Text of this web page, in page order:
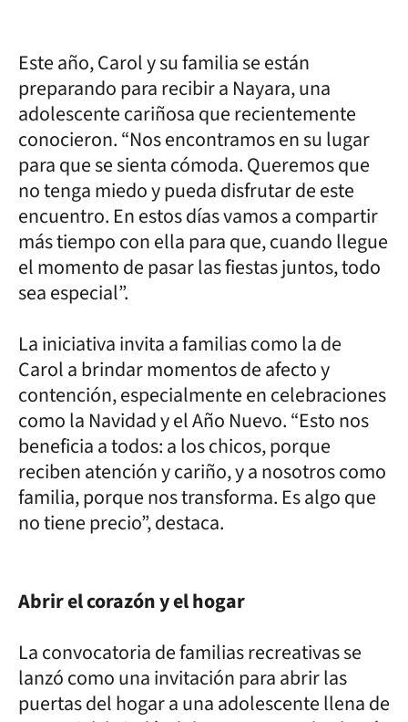
Este año, Carol y su familia se están
preparando para recibir a Nayara, una
adolescente cariñosa que recientemente
conocieron. “Nos encontramos en su lugar
para que se sienta cómoda. Queremos que
no tenga miedo y pueda disfrutar de este
encuentro. En estos días vamos a compartir
más tiempo con ella para que, cuando llegue
el momento de pasar las fiestas juntos, todo
sea especial”.
La iniciativa invita a familias como la de
Carol a brindar momentos de afecto y
contención, especialmente en celebraciones
como la Navidad y el Año Nuevo. “Esto nos
beneficia a todos: a los chicos, porque
reciben atención y cariño, y a nosotros como
familia, porque nos transforma. Es algo que
no tiene precio”, destaca.
Abrir el corazón y el hogar
La convocatoria de familias recreativas se
lanzó como una invitación para abrir las
puertas del hogar a una adolescente llena de